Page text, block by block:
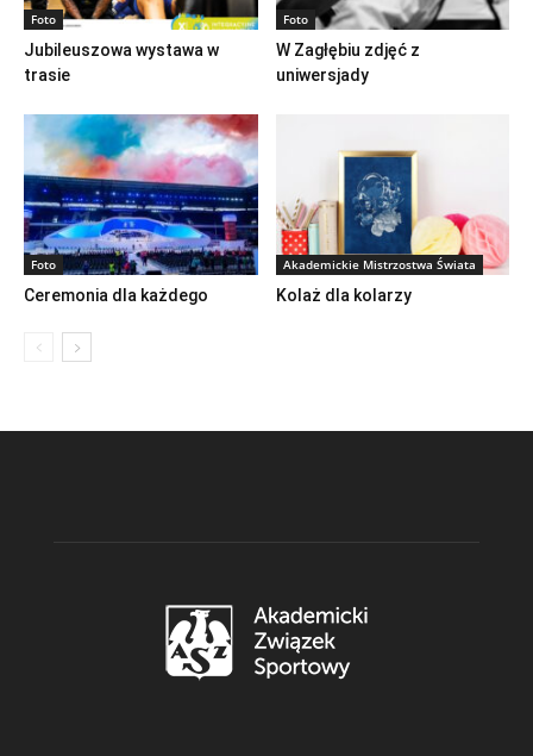
Foto
Jubileuszowa wystawa w
trasie
Foto
W Zagłębiu zdjęć z
uniwersjady
Foto
Ceremonia dla każdego
Akademickie Mistrzostwa Świata
Kolaż dla kolarzy